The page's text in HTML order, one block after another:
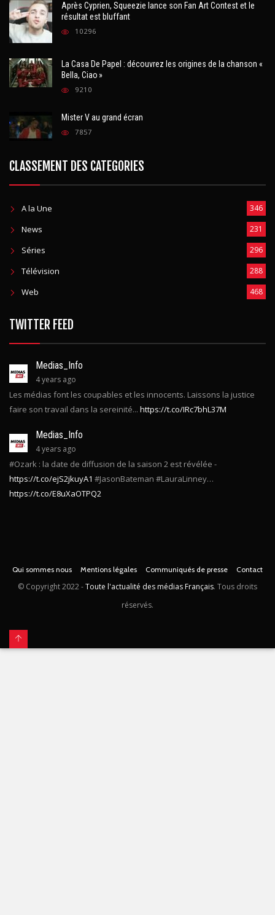
Après Cyprien, Squeezie lance son Fan Art Contest et le
résultat est bluffant
10296
La Casa De Papel : découvrez les origines de la chanson «
Bella, Ciao »
9210
Mister V au grand écran
7857
CLASSEMENT DES CATEGORIES
A la Une 346
News 231
Séries 296
Télévision 288
Web 468
TWITTER FEED
Medias_Info
4 years ago
Les médias font les coupables et les innocents. Laissons la justice
faire son travail dans la sereinité... https://t.co/IRc7bhL37M
Medias_Info
4 years ago
#Ozark : la date de diffusion de la saison 2 est révélée -
https://t.co/ejS2jkuyA1 #JasonBateman #LauraLinney…
https://t.co/E8uXaOTPQ2
Qui sommes nous Mentions légales Communiqués de presse Contact
© Copyright2022 -Toute l'actualité des médias Français. Tous droits
réservés.